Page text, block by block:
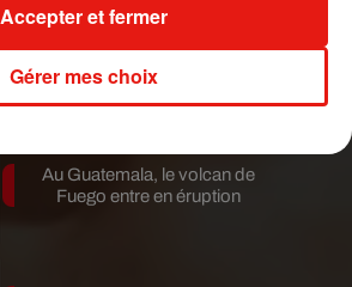
Karol G dévoile la tracklist de
son nouvel album… avec des
invités...
Au Guatemala, le volcan de
Fuego entre en éruption
Gérer mes choix
Accepter et fermer